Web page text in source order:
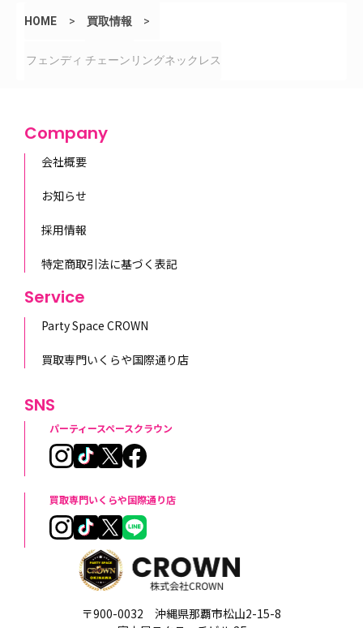
HOME > 買取情報 >
フェンディ チェーンリングネックレス
〒900-0032 沖縄県那覇市松山2-15-8
Company
会社概要
お知らせ
採用情報
特定商取引法に基づく表記
Service
Party Space CROWN
買取専門いくらや国際通り店
SNS
パーティースペースクラウン
買取専門いくらや国際通り店